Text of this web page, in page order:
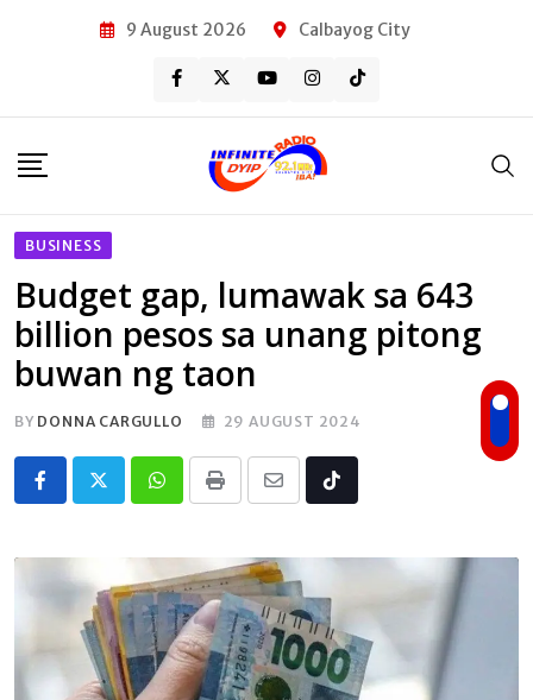
9 August 2026 Calbayog City
BUSINESS
Budget gap, lumawak sa 643
billion pesos sa unang pitong
buwan ng taon
BY DONNA CARGULLO 29 AUGUST 2024
Whatsapp
Print
Share
Email
Tiktok